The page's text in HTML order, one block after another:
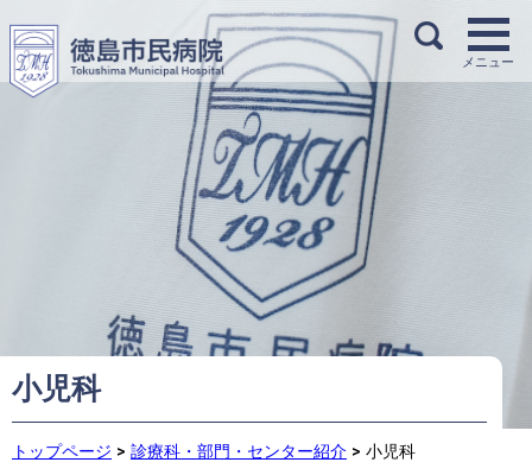
小児科
トップページ > 診療科・部門・センター紹介 > 小児科